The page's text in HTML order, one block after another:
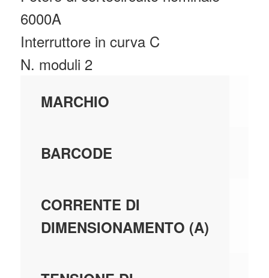
6000A
Interruttore in curva C
N. moduli 2
MARCHIO
BARCODE
CORRENTE DI
DIMENSIONAMENTO (A)